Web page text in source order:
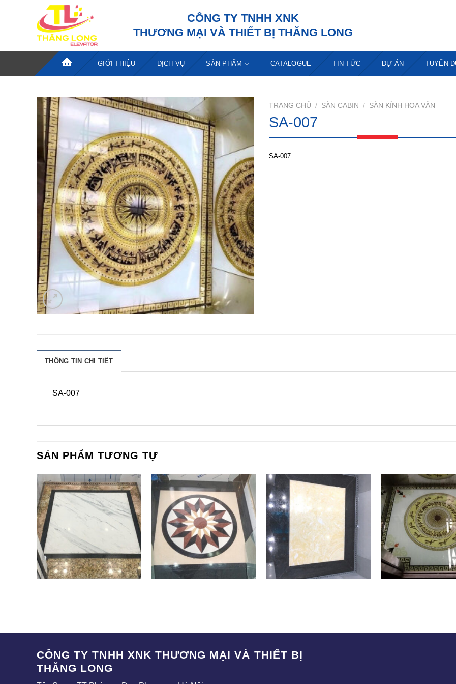
CÔNG TY TNHH XNK
THƯƠNG MẠI VÀ THIẾT BỊ THĂNG LONG
TRANG
CHỦ
GIỚI THIỆU DỊCH VỤ SẢN PHẨM CATALOGUE TIN TỨC DỰ ÁN TUYỂN
TRANG CHỦ / SÀN CABIN / SÀN KÍNH HOA VĂN
SA-007
SA-007
THÔNG TIN CHI TIẾT
SA-007
SẢN PHẨM TƯƠNG TỰ
CÔNG TY TNHH XNK THƯƠNG MẠI VÀ THIẾT BỊ
THĂNG LONG